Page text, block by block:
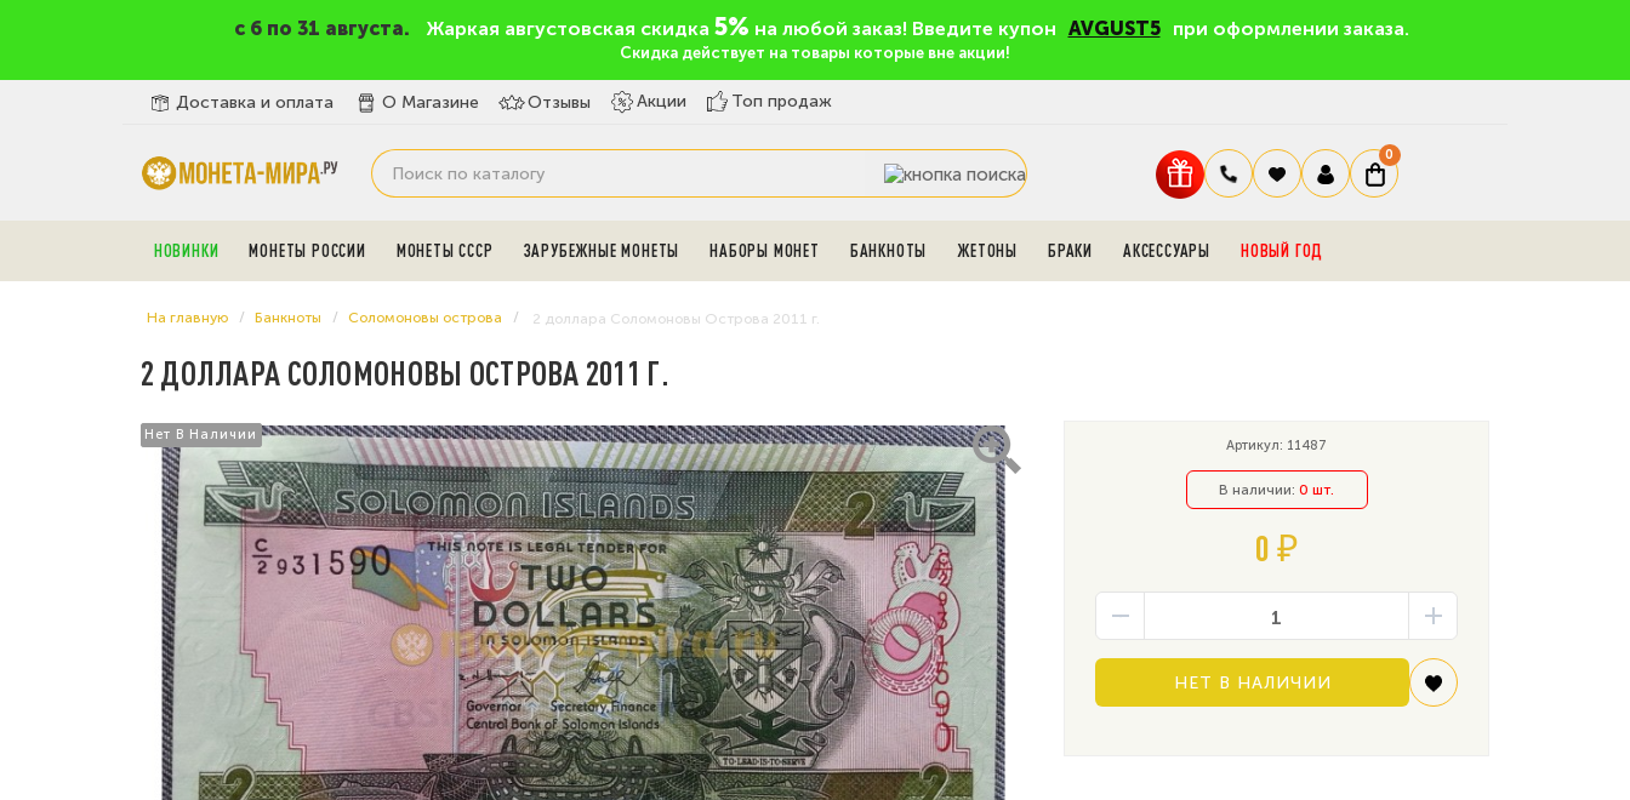
c 6 по 31 августа. Жаркая августовская скидка 5% на любой заказ! Введите купон AVGUST5 при оформлении заказа.
Скидка действует на товары которые вне акции!
Доставка и оплата О Магазине Отзывы Акции Топ продаж
0
НОВИНКИ МОНЕТЫ РОССИИ МОНЕТЫ СССР ЗАРУБЕЖНЫЕ МОНЕТЫ НАБОРЫ МОНЕТ БАНКНОТЫ ЖЕТОНЫ БРАКИ АКСЕССУАРЫ НОВЫЙ ГОД
На главную Банкноты Соломоновы острова 2 доллара Соломоновы Острова 2011 г.
2 ДОЛЛАРА СОЛОМОНОВЫ ОСТРОВА 2011 Г.
Нет В Наличии
Нет В Наличии
Артикул: 11487
В наличии:0 шт.
0 ₽
НЕТ В НАЛИЧИИ